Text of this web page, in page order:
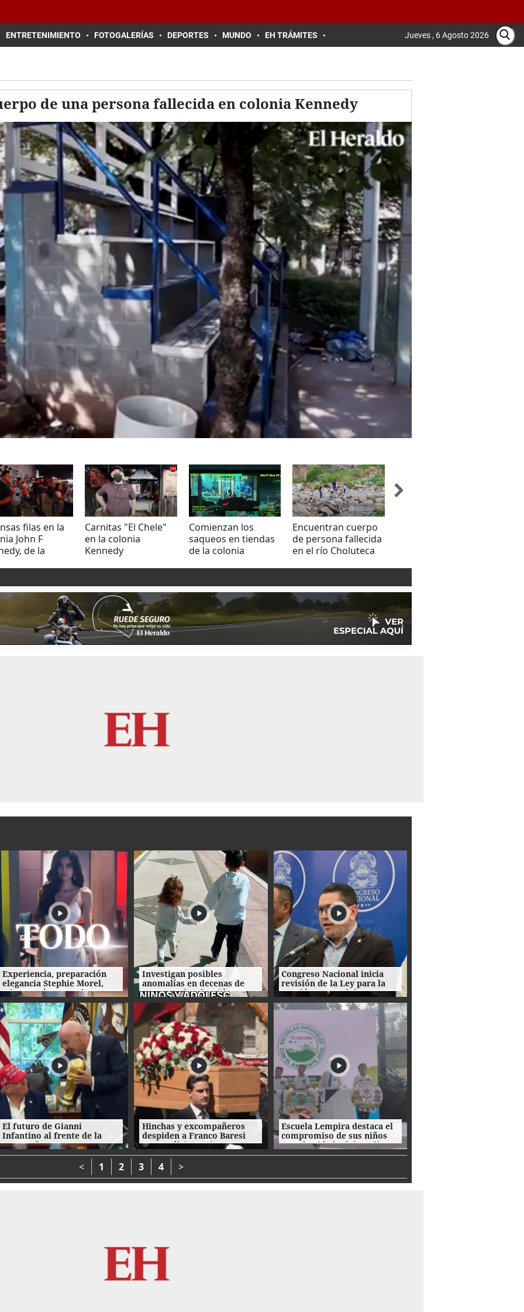
ENTRETENIMIENTO FOTOGALERÍAS DEPORTES MUNDO EH TRÁMITES Jueves , 6 Agosto 2026
de una persona fallecida en colonia Kennedy
filas en la
John F
de la
votar
Carnitas "El Chele"
en la colonia
Kennedy
Comienzan los
saqueos en tiendas
de la colonia
Encuentran cuerpo
de persona fallecida
en el río Choluteca
Experiencia, preparación
elegancia Stephie Morel,
Miss Cortés va por la corona
de Miss Honduras 2026
Investigan posibles
anomalías en decenas de
procesos de adopción en
Honduras
Congreso Nacional inicia
revisión de la Ley para la
Gestión Integral de
Residuos en Honduras
El futuro de Gianni
Infantino al frente de la
FIFA enfrenta
cuestionamientos
Hinchas y excompañeros
despiden a Franco Baresi
con un último 'Ciao
capitano'
Escuela Lempira destaca el
compromiso de sus niños
con el cuidado del medio
ambiente
< 1 2 3 4 >